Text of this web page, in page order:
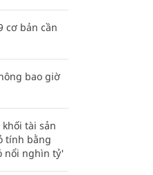
cơ bản cần
bao giờ
tài sản
tính bằng
nổi nghìn tỷ'